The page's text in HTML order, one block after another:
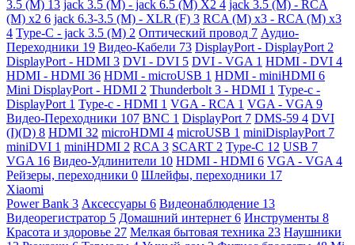
3.5 (M) 13 jack 3.5 (M) - jack 6.5 (M) X2 4 jack 3.5 (M) - RCA
(M) x2 6 jack 6.3-3.5 (M) - XLR (F) 3 RCA (M) x3 - RCA (M) x3
4 Type-C - jack 3.5 (M) 2 Оптический провод 7 Аудио-
Переходники 19 Видео-Кабели 73 DisplayPort - DisplayPort 2
DisplayPort - HDMI 3 DVI - DVI 5 DVI - VGA 1 HDMI - DVI 4
HDMI - HDMI 36 HDMI - microUSB 1 HDMI - miniHDMI 6
Mini DisplayPort - HDMI 2 Thunderbolt 3 - HDMI 1 Type-c -
DisplayPort 1 Type-c - HDMI 1 VGA - RCA 1 VGA - VGA 9
Видео-Переходники 107 BNC 1 DisplayPort 7 DMS-59 4 DVI
(I)(D) 8 HDMI 32 microHDMI 4 microUSB 1 miniDisplayPort 7
miniDVI 1 miniHDMI 2 RCA 3 SCART 2 Type-C 12 USB 7
VGA 16 Видео-Удлинители 10 HDMI - HDMI 6 VGA - VGA 4
Рейзеры, переходники 0 Шлейфы, переходники 17
Xiaomi
Power Bank 3 Аксессуары 6 Видеонаблюдение 13
Видеорегистратор 5 Домашний интернет 6 Инструменты 8
Красота и здоровье 27 Мелкая бытовая техника 23 Наушники